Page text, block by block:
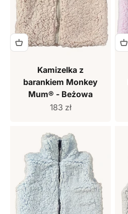
Kamizelka z
barankiem Monkey
Mum® - Beżowa
Cena sprzedaży
183 zł